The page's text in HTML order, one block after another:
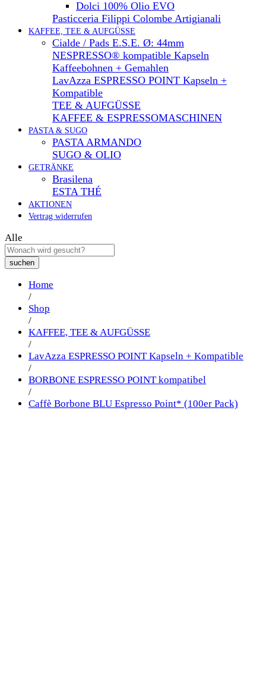
Dolci 100% Olio EVO
Pasticceria Filippi Colombe Artigianali
KAFFEE, TEE & AUFGÜSSE
Cialde / Pads E.S.E. Ø: 44mm
NESPRESSO® kompatible Kapseln
Kaffeebohnen + Gemahlen
LavAzza ESPRESSO POINT Kapseln +
Kompatible
TEE & AUFGÜSSE
KAFFEE & ESPRESSOMASCHINEN
PASTA & SUGO
PASTA ARMANDO
SUGO & OLIO
GETRÄNKE
Brasilena
ESTA THÉ
AKTIONEN
Vertrag widerrufen
Alle
suchen
Home
/
Shop
/
KAFFEE, TEE & AUFGÜSSE
/
LavAzza ESPRESSO POINT Kapseln + Kompatible
/
BORBONE ESPRESSO POINT kompatibel
/
Caffè Borbone BLU Espresso Point* (100er Pack)